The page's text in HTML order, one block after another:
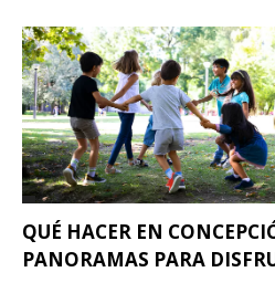
QUÉ HACER EN
PANORAMAS PARA